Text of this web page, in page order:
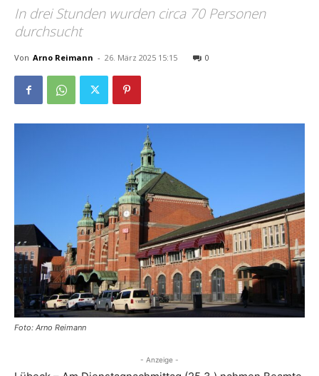
In drei Stunden wurden circa 70 Personen
durchsucht
Von Arno Reimann - 26. März 2025 15:15 0
Foto: Arno Reimann
- Anzeige -